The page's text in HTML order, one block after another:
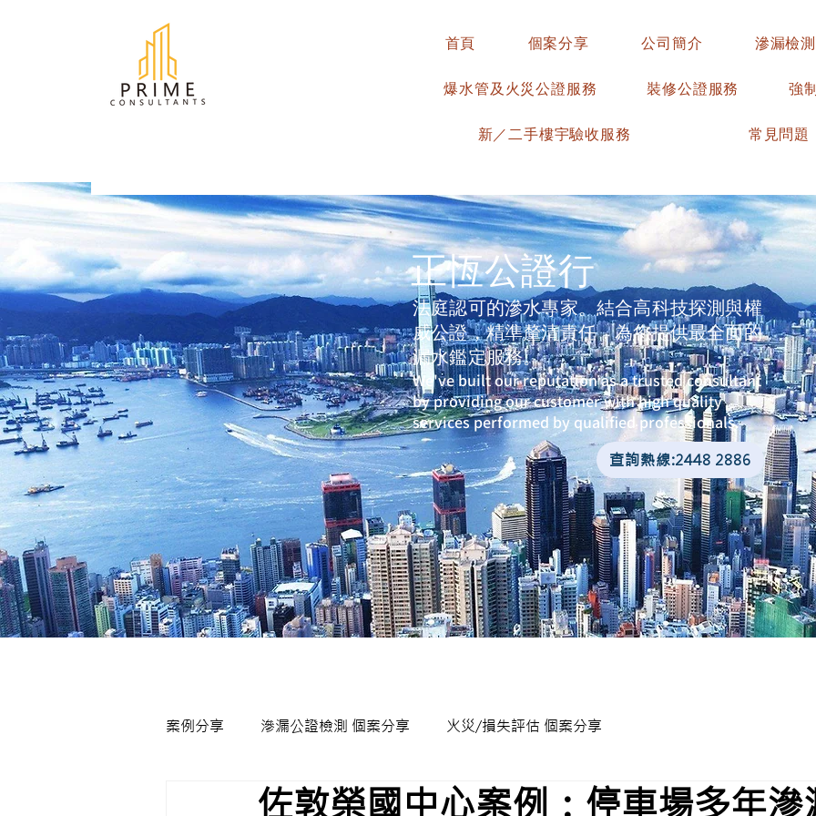
首頁 個案分享 公司簡介 滲漏檢
爆水管及火災公證服務 裝修公證服務 強
新／二手樓宇驗收服務 常見問題
案例分享 滲漏公證檢測 個案分享 火災/損失評估 個案分享
佐敦榮國中心案例：停車場多年滲
​正恆公證行
法庭認可的滲水專家。結合高科技探測與權
威公證，精準釐清責任，為您提供最全面的
漏水鑑定服務。
We've built our reputation as a trusted consultant
by providing our customer with high quality
services performed by qualified professionals.
查詢熱線:2448 2886